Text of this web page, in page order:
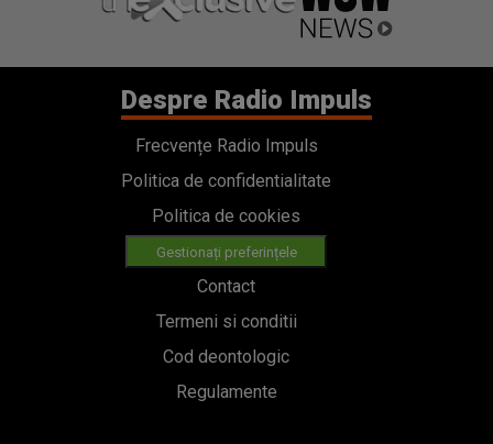
Despre Radio Impuls
Frecvențe Radio Impuls
Politica de confidentialitate
Politica de cookies
Gestionați preferințele
Contact
Termeni si conditii
Cod deontologic
Regulamente